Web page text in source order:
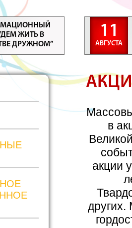
ЖИТЬ В
ДРУЖНОМ”
11
АВГУСТА
в
акции